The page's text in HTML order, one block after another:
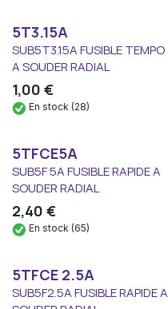
5T3.15A
SUB5T3.15A FUSIBLE TEMPO
A SOUDER RADIAL
1,00 €
En stock (28)
5TFCE5A
SUB5F 5A FUSIBLE RAPIDE A
SOUDER RADIAL
2,40 €
En stock (65)
5TFCE 2.5A
SUB5F2.5A FUSIBLE RAPIDE A